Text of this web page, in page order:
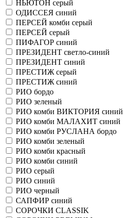
НЬЮТОН серый
ОДИССЕЯ синий
ПЕРСЕЙ комби серый
ПЕРСЕЙ серый
ПИФАГОР синий
ПРЕЗИДЕНТ светло-синий
ПРЕЗИДЕНТ синий
ПРЕСТИЖ серый
ПРЕСТИЖ синий
РИО бордо
РИО зеленый
РИО комби ВИКТОРИЯ синий
РИО комби МАЛАХИТ синий
РИО комби РУСЛАНА бордо
РИО комби зеленый
РИО комби красный
РИО комби синий
РИО серый
РИО синий
РИО черный
САПФИР синий
СОРОЧКИ CLASSIK